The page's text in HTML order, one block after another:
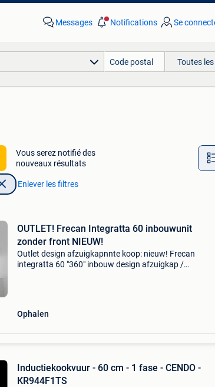
Messages Notifications Se
Toutes
Vous serez notifié des
nouveaux résultats
Enlever les filtres
OUTLET! Frecan Integratta 60 inbouwunit
zonder front NIEUW!
Outlet design afzuigkapnnte koop: nieuw! Frecan
integratta 60 "360" inbouw design afzuigkap /
Ophalen
Inductiekookvuur - 60 cm - 1 fase - CENDO -
KR944F1TS